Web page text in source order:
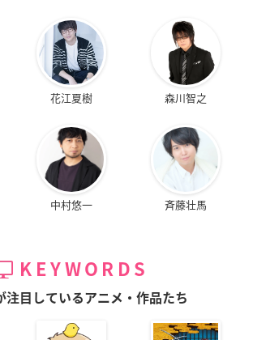
花江夏樹 森川智之
中村悠一 斉藤壮馬
KEYWORDS
注目しているアニメ・作品たち